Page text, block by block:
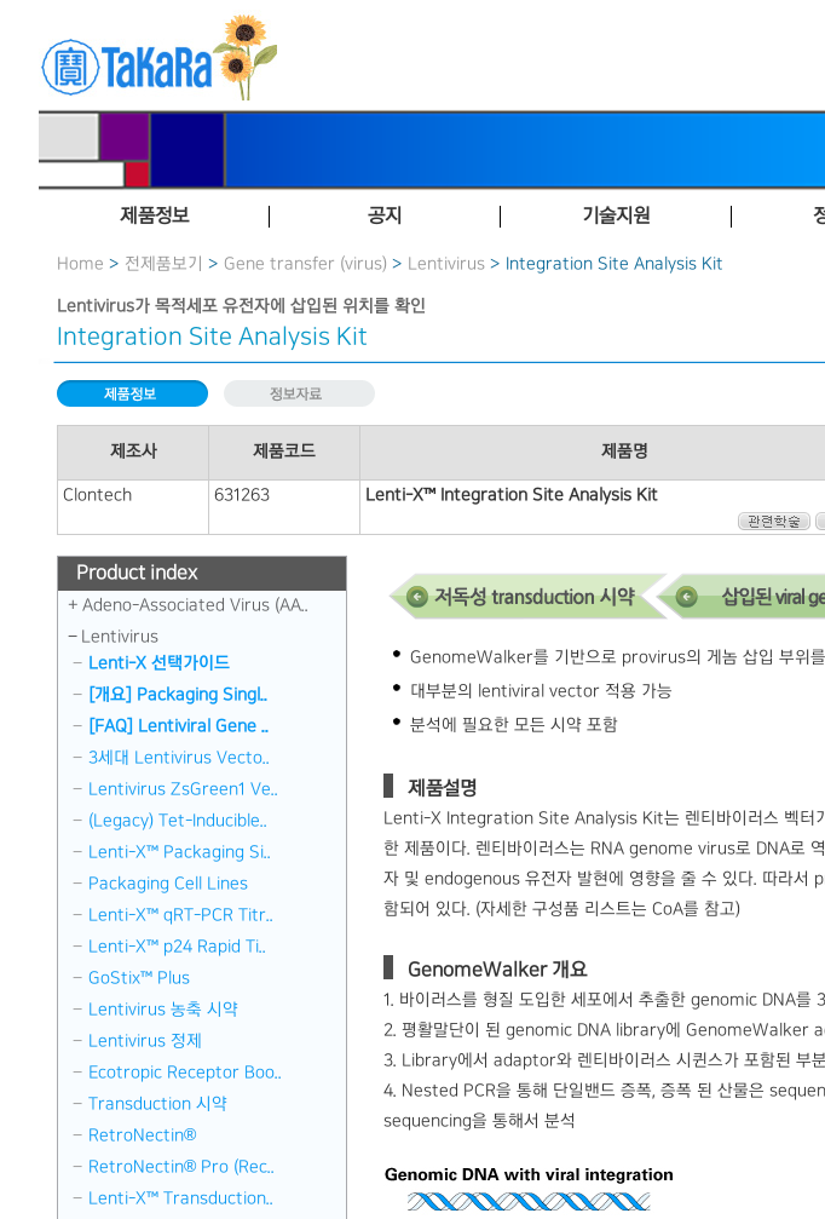
제품정보 공지 기술지원
Home > 전제품보기 > Gene transfer (virus) > Lentivirus > Integration Site Analysis Kit
Lentivirus가 목적세포 유전자에 삽입된 위치를 확인
Integration Site Analysis Kit
제조사 제품코드 제품명
Clontech 631263 Lenti-X™ Integration Site Analysis Kit
Product index
Adeno-Associated Virus (AA..
Lentivirus
Lenti-X 선택가이드
[개요] Packaging Singl..
[FAQ] Lentiviral Gene ..
3세대 Lentivirus Vecto..
Lentivirus ZsGreen1 Ve..
(Legacy) Tet-Inducible..
Lenti-X™ Packaging Si..
Packaging Cell Lines
Lenti-X™ qRT-PCR Titr..
Lenti-X™ p24 Rapid Ti..
GoStix™ Plus
Lentivirus 농축 시약
Lentivirus 정제
Ecotropic Receptor Boo..
Transduction 시약
RetroNectin®
RetroNectin® Pro (Rec..
Lenti-X™ Transduction..
GenomeWalker를 기반으로 provirus의 게놈 삽입 부위
대부분의 lentiviral vector 적용 가능
분석에 필요한 모든 시약 포함
제품설명
Lenti-X Integration Site Analysis Kit는 렌티바이러스 벡터
한 제품이다. 렌티바이러스는 RNA genome virus로 DNA로
자 및 endogenous 유전자 발현에 영향을 줄 수 있다. 따라서
함되어 있다. (자세한 구성품 리스트는 CoA를 참고)
GenomeWalker 개요
1. 바이러스를 형질 도입한 세포에서 추출한 genomic DNA를
2. 평활말단이 된 genomic DNA library에 GenomeWalker
3. Library에서 adaptor와 렌티바이러스 시퀸스가 포함된 부
4. Nested PCR을 통해 단일밴드 증폭, 증폭 된 산물은
sequencing을 통해서 분석